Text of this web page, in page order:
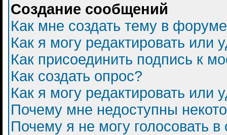
Создание сообщений
Как мне создать тему в
Как я могу редактировать или
Как присоединить подпись к
Как создать опрос?
Как я могу редактировать или
Почему мне недоступны
Почему я не могу голосовать в